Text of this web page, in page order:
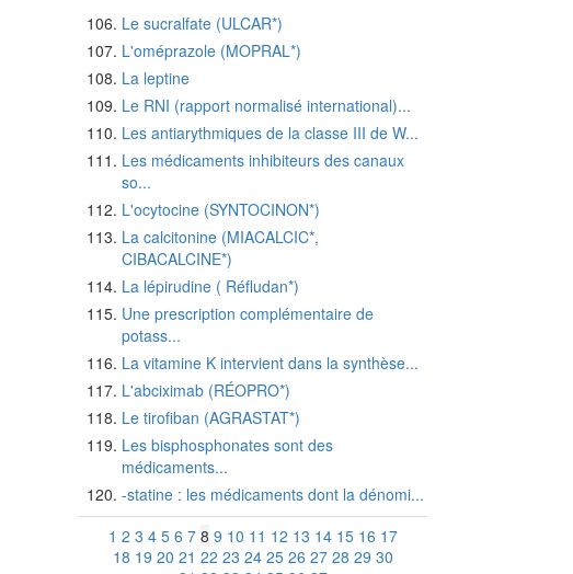
Le sucralfate (ULCAR*)
L'oméprazole (MOPRAL*)
La leptine
Le RNI (rapport normalisé international)...
Les antiarythmiques de la classe III de W...
Les médicaments inhibiteurs des canaux
so...
L'ocytocine (SYNTOCINON*)
La calcitonine (MIACALCIC*,
CIBACALCINE*)
La lépirudine ( Réfludan*)
Une prescription complémentaire de
potass...
La vitamine K intervient dans la synthèse...
L'abciximab (RÉOPRO*)
Le tirofiban (AGRASTAT*)
Les bisphosphonates sont des
médicaments...
-statine : les médicaments dont la dénomi...
1 2 3 4 5 6 7 8 9 10 11 12 13 14 15 16 17
18 19 20 21 22 23 24 25 26 27 28 29 30